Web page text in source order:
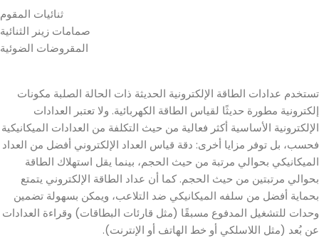
ثنائيات المقوم
صمامات زينر الثنائية
المقروضات الضوئية
تستخدم عدادات الطاقة الإلكترونية الحديثة ذات الحالة الصلبة مكونات
إلكترونية مطورة حديثًا لقياس الطاقة الكهربائية. ولا تعتبر العدادات
الإلكترونية الأساسية أكثر فعالية من حيث التكلفة من العدادات الميكانيكية
فحسب، بل توفر مزايا أخرى: دقة قياس العداد الإلكتروني أفضل من العداد
الميكانيكي بحوالي مرتبة من حيث الحجم، بينما يقل استهلاك الطاقة
بحوالي مرتبتين من حيث الحجم. كما أن عداد الطاقة الإلكتروني يتمتع
بحماية أفضل من سلفه الميكانيكي ضد التلاعب، ويمكن بسهولة تضمين
وحدات للتشغيل المدفوع مسبقًا (مثل قارئات البطاقات) وقراءة العدادات
عن بُعد (مثل اللاسلكي أو خط الهاتف أو الإنترنت).